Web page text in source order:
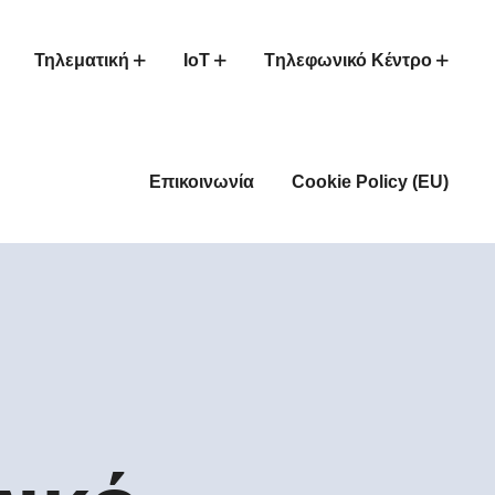
Τηλεματική IoT Tηλεφωνικό Κέντρο
Επικοινωνία Cookie Policy (EU)